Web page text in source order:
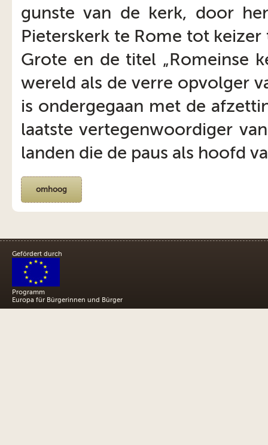
gunste van de kerk, door
Pieterskerk te Rome tot
Grote en de titel „Romeinse
wereld als de verre opvolger
is ondergegaan met de
laatste vertegenwoordiger
landen die de paus als hoofd
omhoog
Gefördert durch
Programm
Europa für Bürgerinnen und Bürger